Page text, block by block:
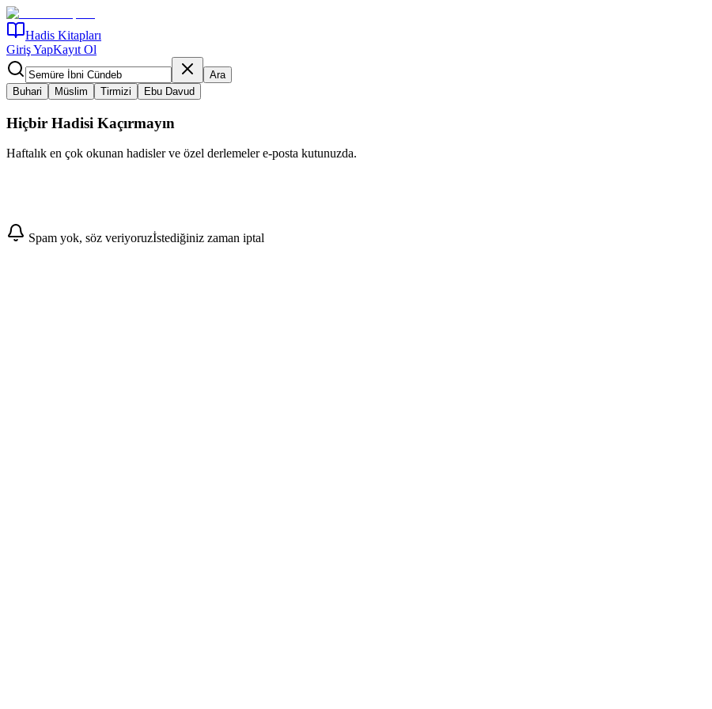
Hadis Kitapları
Giriş YapKayıt Ol
Ara
Buhari
Müslim Tirmizi Ebu Davud
Hiçbir Hadisi Kaçırmayın
Haftalık en çok okunan hadisler ve özel derlemeler e-posta kutunuzda.
Abone Ol
Spam yok, söz veriyoruzİstediğiniz zaman iptal